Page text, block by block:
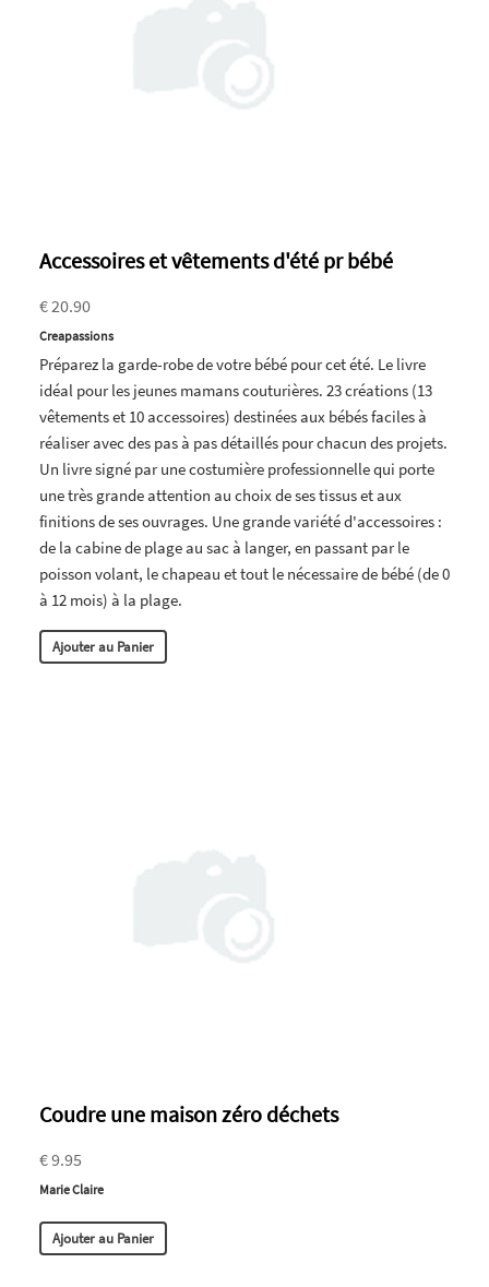
Accessoires et vêtements d'été pr bébé
€ 20.90
Creapassions
Préparez la garde-robe de votre bébé pour cet été. Le livre
idéal pour les jeunes mamans couturières. 23 créations (13
vêtements et 10 accessoires) destinées aux bébés faciles à
réaliser avec des pas à pas détaillés pour chacun des projets.
Un livre signé par une costumière professionnelle qui porte
une très grande attention au choix de ses tissus et aux
finitions de ses ouvrages. Une grande variété d'accessoires :
de la cabine de plage au sac à langer, en passant par le
poisson volant, le chapeau et tout le nécessaire de bébé (de 0
à 12 mois) à la plage.
Ajouter au Panier
Coudre une maison zéro déchets
€ 9.95
Marie Claire
Ajouter au Panier